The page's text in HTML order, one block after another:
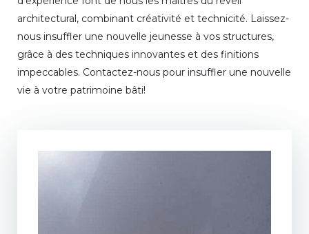
architectural, combinant créativité et technicité. Laissez-
nous insuffler une nouvelle jeunesse à vos structures,
grâce à des techniques innovantes et des finitions
impeccables. Contactez-nous pour insuffler une nouvelle
vie à votre patrimoine bâti!